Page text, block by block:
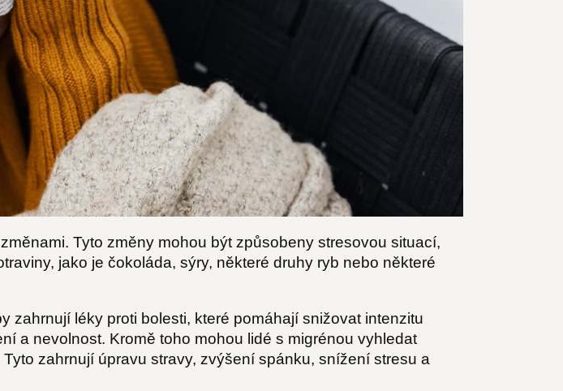
Tyto změny mohou být způsobeny stresovou situací,
jako je čokoláda, sýry, některé druhy ryb nebo některé
zahrnují léky proti bolesti, které pomáhají snižovat intenzitu
a nevolnost. Kromě toho mohou lidé s migrénou vyhledat
zahrnují úpravu stravy, zvýšení spánku, snížení stresu a